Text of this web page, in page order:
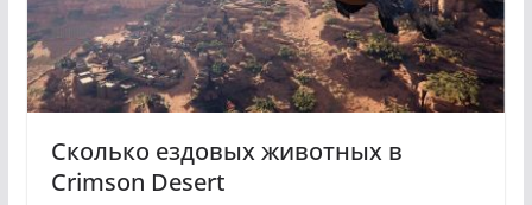
Сколько ездовых животных в
Crimson Desert